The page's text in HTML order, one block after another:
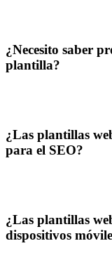
¿Necesito saber
plantilla?
¿Las plantillas
para el SEO?
¿Las plantillas
dispositivos